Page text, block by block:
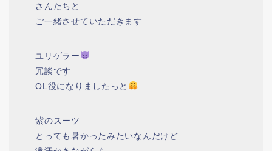
さんたちと
ご一緒させていただきます
ユリゲラー
冗談です
OL役になりましたっと
紫のスーツ
とっても暑かったみたいなんだけど